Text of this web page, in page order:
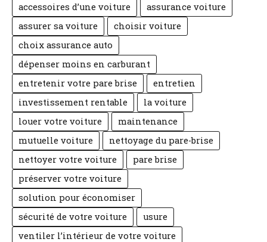
accessoires d’une voiture
assurance voiture
assurer sa voiture
choisir voiture
choix assurance auto
dépenser moins en carburant
entretenir votre pare brise
entretien
investissement rentable
la voiture
louer votre voiture
maintenance
mutuelle voiture
nettoyage du pare-brise
nettoyer votre voiture
pare brise
préserver votre voiture
solution pour économiser
sécurité de votre voiture
usure
ventiler l’intérieur de votre voiture